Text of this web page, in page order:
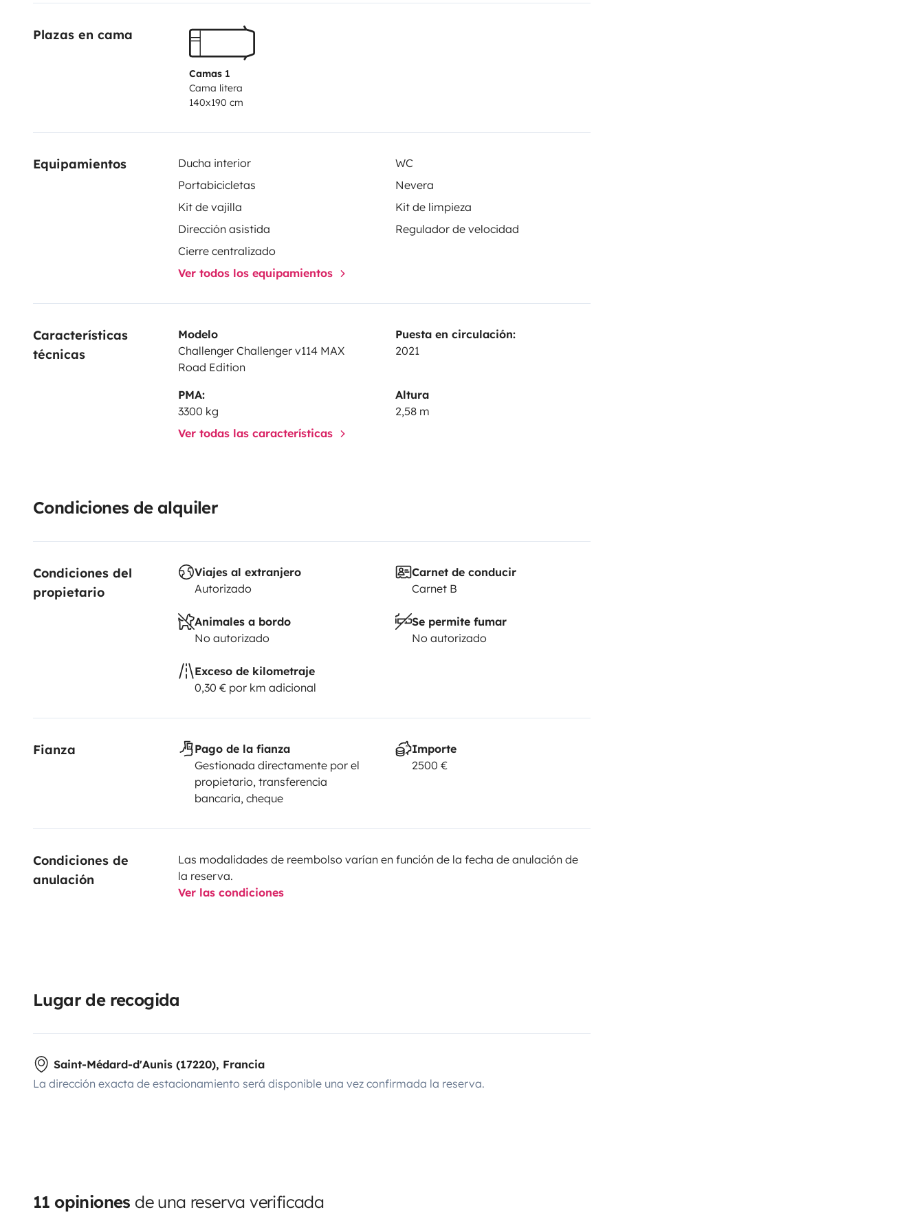
bike) pour deux vélos.
Nous vous prêtons une table extérieure et quatre fauteuils
Nombreux rangements (placards et soute à bagages sous le lit).
Possibilité de louer des équipements supplémentaire sur
demande : rehausseur enfant, linge de lit, paddle.
Plazas en cama
Camas 1
Cama litera
140x190 cm
Equipamientos Ducha interior
WC
Portabicicletas
Nevera
Kit de vajilla
Kit de limpieza
Dirección asistida
Regulador de velocidad
Cierre centralizado
Ver todos los equipamientos
Características
técnicas
Modelo
Challenger Challenger v114 MAX
Road Edition
Puesta en circulación:
2021
PMA:
3300 kg
Altura
2,58 m
Ver todas las características
Condiciones de alquiler
Condiciones del
propietario
Viajes al extranjero
Autorizado
Carnet de conducir
Carnet B
Animales a bordo
No autorizado
Se permite fumar
No autorizado
Exceso de kilometraje
0,30 € por km adicional
Fianza
Pago de la fianza
Gestionada directamente por el
propietario, transferencia
bancaria, cheque
Importe
2500 €
Condiciones de
anulación
Las modalidades de reembolso varían en función de la fecha de anulación de
la reserva.
Ver las condiciones
Lugar de recogida
Saint-Médard-d'Aunis (17220), Francia
La dirección exacta de estacionamiento será disponible una vez confirmada la reserva.
11 opiniones de una reserva verificada